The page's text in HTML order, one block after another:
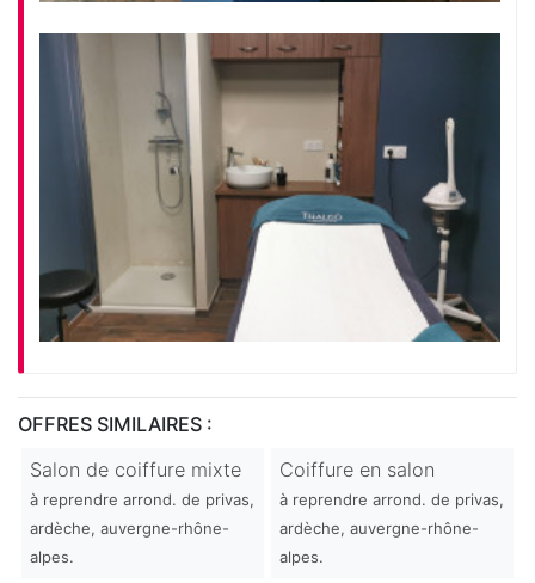
OFFRES SIMILAIRES :
Salon de coiffure mixte
à reprendre arrond. de privas,
ardèche, auvergne-rhône-
alpes.
Coiffure en salon
à reprendre arrond. de privas,
ardèche, auvergne-rhône-
alpes.